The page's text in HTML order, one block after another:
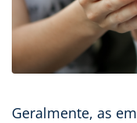
Geralmente, as